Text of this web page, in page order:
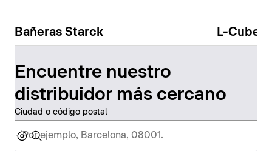
Bañeras Starck L-Cube
Encuentre nuestro
distribuidor más cercano
Ciudad o código postal